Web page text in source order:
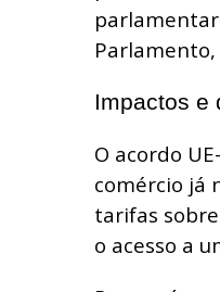
Impactos e
O acordo
comércio já
tarifas
o acesso a